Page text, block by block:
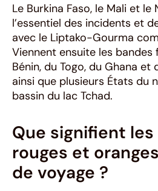
Le Burkina Faso, le Mali et
l’essentiel des incidents et
avec le Liptako-Gourma
Viennent ensuite les
Bénin, du Togo, du Ghana et
ainsi que plusieurs États du
bassin du lac Tchad.
Que signifient les
rouges et
de voyage ?